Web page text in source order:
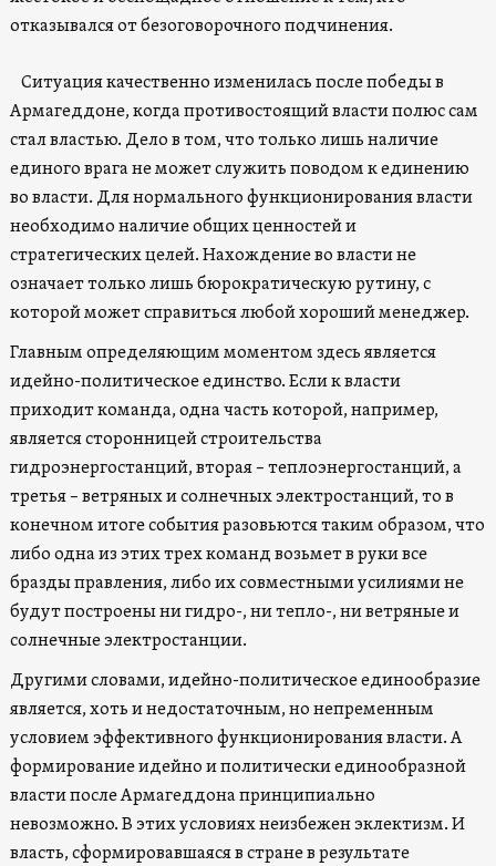
отказывался от безоговорочного подчинения.
Ситуация качественно изменилась после победы в
Армагеддоне, когда противостоящий власти полюс сам
стал властью. Дело в том, что только лишь наличие
единого врага не может служить поводом к единению
во власти. Для нормального функционирования власти
необходимо наличие общих ценностей и
стратегических целей. Нахождение во власти не
означает только лишь бюрократическую рутину, с
которой может справиться любой хороший менеджер.
Главным определяющим моментом здесь является
идейно-политическое единство. Если к власти
приходит команда, одна часть которой, например,
является сторонницей строительства
гидроэнергостанций, вторая – теплоэнергостанций, а
третья – ветряных и солнечных электростанций, то в
конечном итоге события разовьются таким образом, что
либо одна из этих трех команд возьмет в руки все
бразды правления, либо их совместными усилиями не
будут построены ни гидро-, ни тепло-, ни ветряные и
солнечные электростанции.
Другими словами, идейно-политическое единообразие
является, хоть и недостаточным, но непременным
условием эффективного функционирования власти. А
формирование идейно и политически единообразной
власти после Армагеддона принципиально
невозможно. В этих условиях неизбежен эклектизм. И
власть, сформировавшаяся в стране в результате